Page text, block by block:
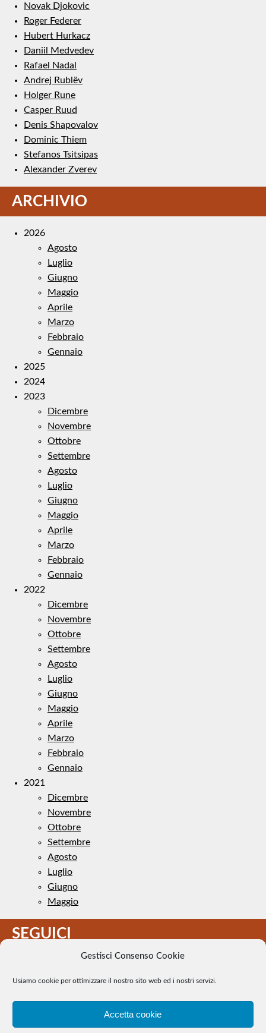
Gestisci Consenso Cookie
Usiamo cookie per ottimizzare il nostro sito web ed i nostri servizi.
Accetta cookie
Novak Djokovic
Roger Federer
Hubert Hurkacz
Daniil Medvedev
Rafael Nadal
Andrej Rublëv
Holger Rune
Casper Ruud
Denis Shapovalov
Dominic Thiem
Stefanos Tsitsipas
Alexander Zverev
ARCHIVIO
2026
Agosto
Luglio
Giugno
Maggio
Aprile
Marzo
Febbraio
Gennaio
2025
2024
2023
Dicembre
Novembre
Ottobre
Settembre
Agosto
Luglio
Giugno
Maggio
Aprile
Marzo
Febbraio
Gennaio
2022
Dicembre
Novembre
Ottobre
Settembre
Agosto
Luglio
Giugno
Maggio
Aprile
Marzo
Febbraio
Gennaio
2021
Dicembre
Novembre
Ottobre
Settembre
Agosto
Luglio
Giugno
Maggio
SEGUICI